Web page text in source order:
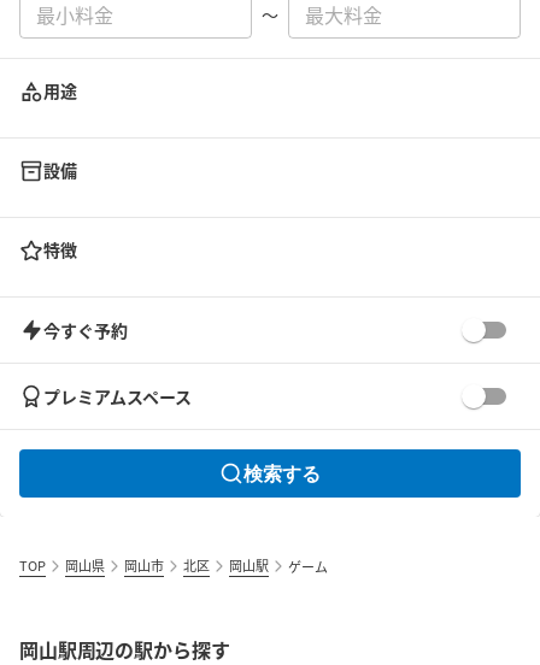
〜
用途
設備
特徴
今すぐ予約
プレミアムスペース
検索する
TOP 岡山県 岡山市 北区 岡山駅 ゲーム
岡山駅周辺の駅から探す